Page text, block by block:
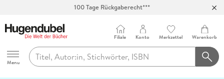
100 Tage Rückgaberecht***
Hugendubel
Menu
Filiale Konto Merkzettel Warenkorb